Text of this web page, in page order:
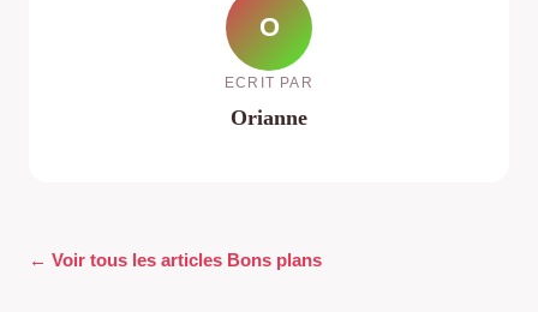
O
ECRIT PAR
Orianne
← Voir tous les articles Bons plans